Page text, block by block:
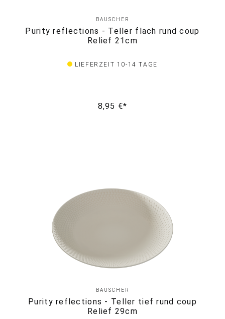
BAUSCHER
Purity reflections - Teller flach rund coup
Relief 21cm
LIEFERZEIT 10-14 TAGE
8,95 €*
BAUSCHER
Purity reflections - Teller tief rund coup
Relief 29cm